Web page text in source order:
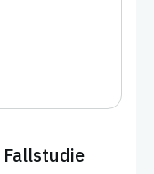
Fallstudie